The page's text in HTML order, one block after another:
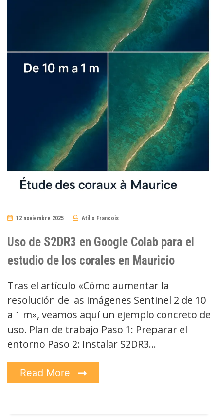
12 noviembre 2025 Atilio Francois
Uso de S2DR3 en Google Colab para el
estudio de los corales en Mauricio
Tras el artículo «Cómo aumentar la
resolución de las imágenes Sentinel 2 de 10
a 1 m», veamos aquí un ejemplo concreto de
uso. Plan de trabajo Paso 1: Preparar el
entorno Paso 2: Instalar S2DR3…
Read More